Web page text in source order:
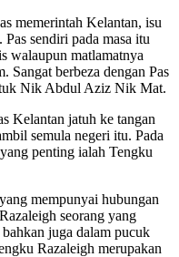
memerintah Kelantan, isu
sendiri pada masa itu
walaupun matlamatnya
Sangat berbeza dengan Pas
Nik Abdul Aziz Nik Mat.
Kelantan jatuh ke tangan
semula negeri itu. Pada
penting ialah Tengku
mempunyai hubungan
seorang yang
juga dalam pucuk
Razaleigh merupakan